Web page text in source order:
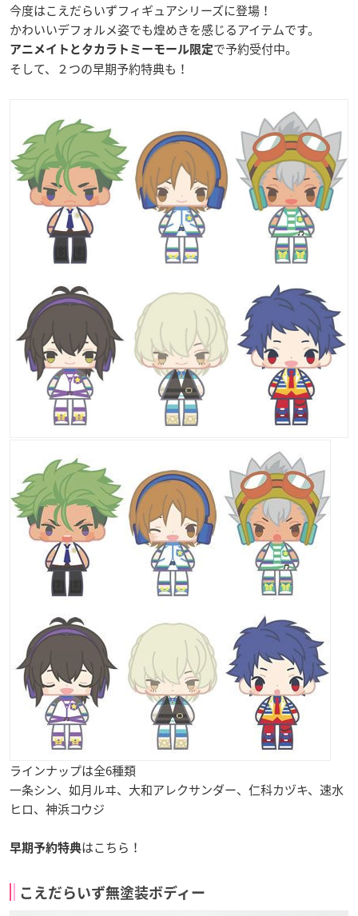
今度はこえだらいずフィギュアシリーズに登場！
かわいいデフォルメ姿でも煌めきを感じるアイテムです。
アニメイトとタカラトミーモール限定で予約受付中。
そして、２つの早期予約特典も！
ラインナップは全6種類
一条シン、如月ルヰ、大和アレクサンダー、仁科カヅキ、速水
ヒロ、神浜コウジ
早期予約特典はこちら！
こえだらいず無塗装ボディー